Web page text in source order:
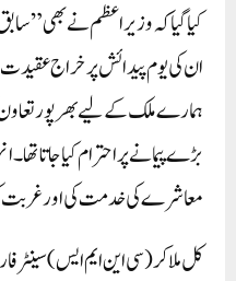
کیا گیا کہ وزیر اعظم نے بھی
ان کی یوم پیدائش پر خراج
ہمارے ملک کے لیے بھر پور
بڑے پیمانے پر احترام کیا جاتا
معاشرے کی خدمت کی اور غربت
کل ملا کر (سی این ایم ایس) سینٹر